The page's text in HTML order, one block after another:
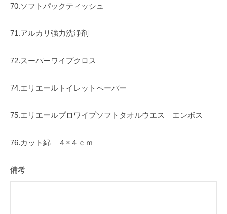
70.ソフトパックティッシュ
71.アルカリ強力洗浄剤
72.スーパーワイプクロス
74.エリエールトイレットペーパー
75.エリエールプロワイプソフトタオルウエス エンボス
76.カット綿 ４×４ｃｍ
備考